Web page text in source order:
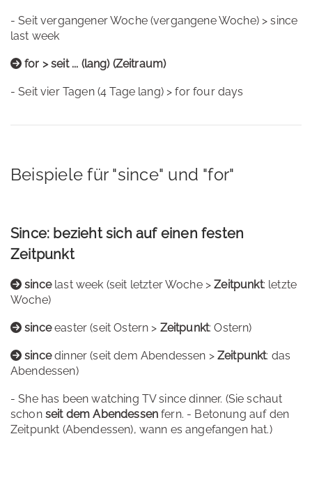
- Seit vergangener Woche (vergangene Woche) > since
last week
for > seit ... (lang) (Zeitraum)
- Seit vier Tagen (4 Tage lang) > for four days
Beispiele für "since" und "for"
Since: bezieht sich auf einen festen
Zeitpunkt
sincelast week (seit letzter Woche >Zeitpunkt: letzte
Woche)
sinceeaster (seit Ostern > Zeitpunkt: Ostern)
sincedinner (seit dem Abendessen > Zeitpunkt: das
Abendessen)
- She has been watching TV since dinner. (Sie schaut
schon seit dem Abendessen fern. - Betonung auf den
Zeitpunkt (Abendessen), wann es angefangen hat.)